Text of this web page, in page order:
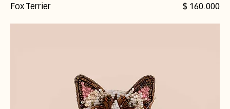
Fox Terrier Precio
$ 160.000